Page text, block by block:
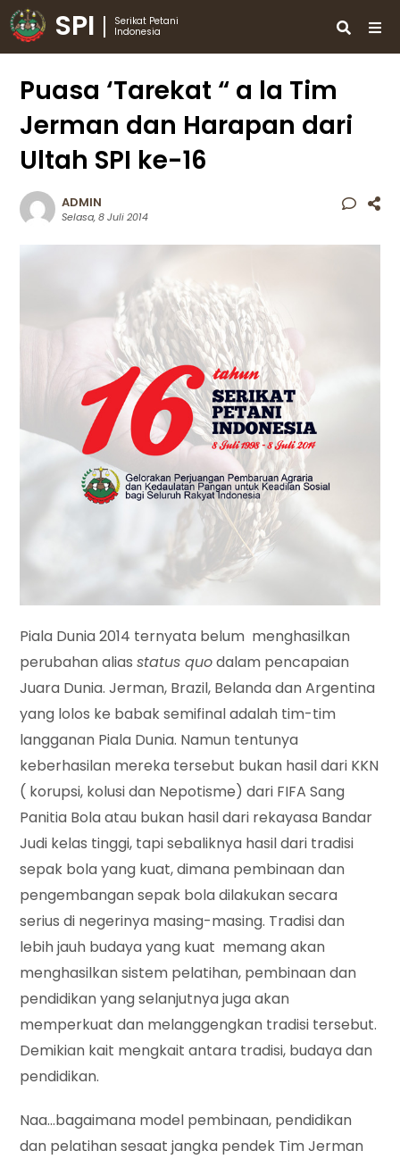
SPI
Serikat Petani
Indonesia
Puasa ‘Tarekat “ a la Tim
Jerman dan Harapan dari
Ultah SPI ke-16
ADMIN
Selasa, 8 Juli 2014
Piala Dunia 2014 ternyata belum menghasilkan
perubahan aliasstatus quodalam pencapaian
Juara Dunia. Jerman, Brazil, Belanda dan Argentina
yang lolos ke babak semifinal adalah tim-tim
langganan Piala Dunia. Namun tentunya
keberhasilan mereka tersebut bukan hasil dari KKN
( korupsi, kolusi dan Nepotisme) dari FIFA Sang
Panitia Bola atau bukan hasil dari rekayasa Bandar
Judi kelas tinggi, tapi sebaliknya hasil dari tradisi
sepak bola yang kuat, dimana pembinaan dan
pengembangan sepak bola dilakukan secara
serius di negerinya masing-masing. Tradisi dan
lebih jauh budaya yang kuat memang akan
menghasilkan sistem pelatihan, pembinaan dan
pendidikan yang selanjutnya juga akan
memperkuat dan melanggengkan tradisi tersebut.
Demikian kait mengkait antara tradisi, budaya dan
pendidikan.
Naa…bagaimana model pembinaan, pendidikan
dan pelatihan sesaat jangka pendek Tim Jerman